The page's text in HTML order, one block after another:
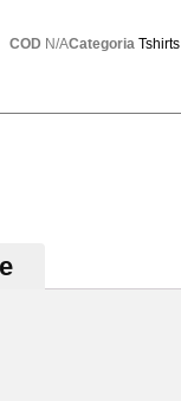
COD N/ACategoria Tshirts